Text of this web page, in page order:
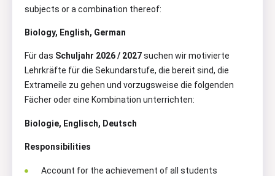
subjects or a combination thereof:
Biology, English, German
Für das Schuljahr 2026 / 2027suchen wir motivierte
Lehrkräfte für die Sekundarstufe, die bereit sind, die
Extrameile zu gehen und vorzugsweise die folgenden
Fächer oder eine Kombination unterrichten:
Biologie, Englisch, Deutsch
Responsibilities
Account for the achievement of all students